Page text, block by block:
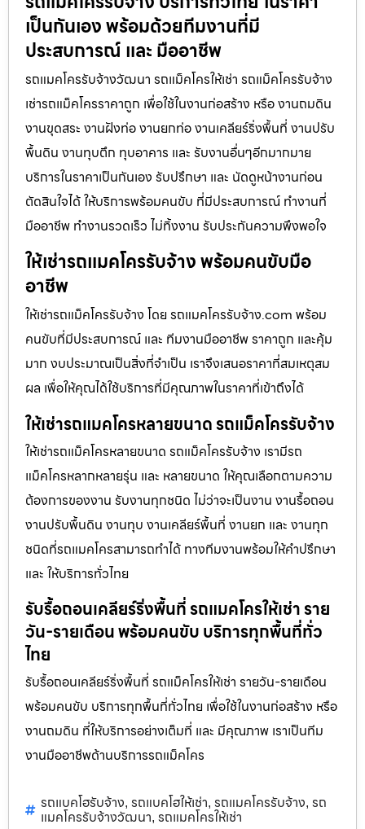
เป็นกันเอง พร้อมด้วยทีมงานที่มี
ประสบการณ์ และ มืออาชีพ
รถแมคโครรับจ้างวัฒนา รถแม็คโครให้เช่า รถแม็คโครรับจ้าง
เช่ารถแม็คโครราคาถูก เพื่อใช้ในงานก่อสร้าง หรือ งานถมดิน
งานขุดสระ งานฝังท่อ งานยกท่อ งานเคลียร์ริ่งพื้นที่ งานปรับ
พื้นดิน งานทุบตึก ทุบอาคาร และ รับงานอื่นๆอีกมากมาย
บริการในราคาเป็นกันเอง รับปรึกษา และ นัดดูหน้างานก่อน
ตัดสินใจได้ ให้บริการพร้อมคนขับ ที่มีประสบการณ์ ทำงานที่
มืออาชีพ ทำงานรวดเร็ว ไม่ทิ้งงาน รับประกันความพึงพอใจ
ให้เช่ารถแมคโครรับจ้าง พร้อมคนขับมือ
อาชีพ
ให้เช่ารถแม็คโครรับจ้าง โดย รถแมคโครรับจ้าง.com พร้อม
คนขับที่มีประสบการณ์ และ ทีมงานมืออาชีพ ราคาถูก และคุ้ม
มาก งบประมาณเป็นสิ่งที่จำเป็น เราจึงเสนอราคาที่สมเหตุสม
ผล เพื่อให้คุณได้ใช้บริการที่มีคุณภาพในราคาที่เข้าถึงได้
ให้เช่ารถแมคโครหลายขนาด รถแม็คโครรับจ้าง
ให้เช่ารถแม็คโครหลายขนาด รถแม็คโครรับจ้าง เรามีรถ
แม็คโครหลากหลายรุ่น และ หลายขนาด ให้คุณเลือกตามความ
ต้องการของงาน รับงานทุกชนิด ไม่ว่าจะเป็นงาน งานรื้อถอน
งานปรับพื้นดิน งานทุบ งานเคลียร์พื้นที่ งานยก และ งานทุก
ชนิดที่รถแมคโครสามารถทำได้ ทางทีมงานพร้อมให้คำปรึกษา
และ ให้บริการทั่วไทย
รับรื้อถอนเคลียร์ริ่งพื้นที่ รถแมคโครให้เช่า ราย
วัน-รายเดือน พร้อมคนขับ บริการทุกพื้นที่ทั่ว
ไทย
รับรื้อถอนเคลียร์ริ่งพื้นที่ รถแม็คโครให้เช่า รายวัน-รายเดือน
พร้อมคนขับ บริการทุกพื้นที่ทั่วไทย เพื่อใช้ในงานก่อสร้าง หรือ
งานถมดิน ที่ให้บริการอย่างเต็มที่ และ มีคุณภาพ เราเป็นทีม
งานมืออาชีพด้านบริการรถแม็คโคร
รถแบคโฮรับจ้าง, รถแบคโฮให้เช่า, รถแมคโครรับจ้าง, รถ
แมคโครรับจ้างวัฒนา, รถแมคโครให้เช่า